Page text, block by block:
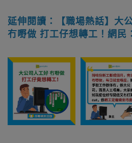
延伸閱讀：【職場熱話】大
冇嘢做 打工仔想轉工！網民